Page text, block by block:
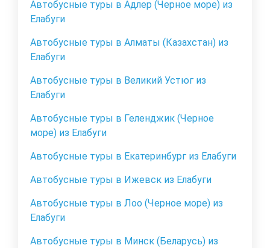
Автобусные туры в Адлер (Черное море) из
Елабуги
Автобусные туры в Алматы (Казахстан) из
Елабуги
Автобусные туры в Великий Устюг из
Елабуги
Автобусные туры в Геленджик (Черное
море) из Елабуги
Автобусные туры в Екатеринбург из Елабуги
Автобусные туры в Ижевск из Елабуги
Автобусные туры в Лоо (Черное море) из
Елабуги
Автобусные туры в Минск (Беларусь) из